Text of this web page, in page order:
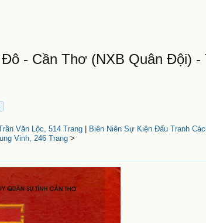
- Cần Thơ (NXB Quân Đội) -
Văn Lộc, 514 Trang|
Biên Niên Sự Kiện Đấu Tranh
Vinh, 246 Trang >